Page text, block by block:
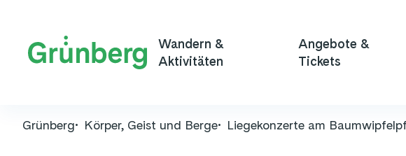
Wandern &
Aktivitäten
Angebote &
Tickets
Grünberg Körper, Geist und Berge Liegekonzerte am